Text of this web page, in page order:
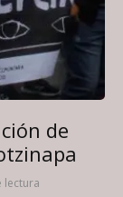
de
lectura